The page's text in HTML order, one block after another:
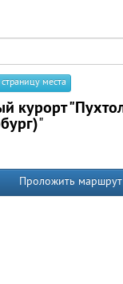
места
курорт
"
Проложить маршрут